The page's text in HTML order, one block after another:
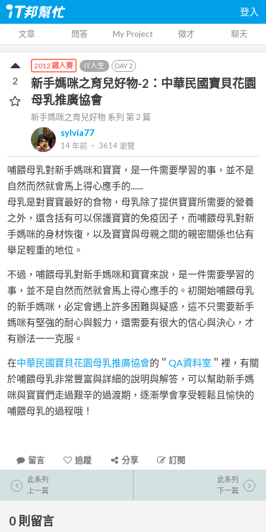
登入
文章 問答 My Project 徵才 聊天
2012 鐵人賽 IT人生 DAY2
新手媽咪之育兒好物-2：中華民國寶貝花園
母乳推廣協會
新手媽咪之育兒好物 系列 第2 篇
sylvia77
14 年前 ‧ 3614瀏覽
2
哺餵母乳對新手媽咪和寶寶，是一件需要學習的事，並不是
自然而然就會馬上得心應手的.......
母乳是對寶寶最好的食物，母乳除了提供寶寶所需要的營養
之外，還含括有可以保護寶寶的免疫因子，而哺餵母乳對新
手媽咪的身材恢復，以及寶寶與母親之間的親密關係也佔有
舉足輕重的地位。
不過，哺餵母乳對新手媽咪和寶寶來說，是一件需要學習的
事，並不是自然而然就會馬上得心應手的。初開始哺餵母乳
的新手媽咪，必定會遇上許多困難與疑惑，這不只需要新手
媽咪有堅強的耐心與毅力，還需要有很大的信心與決心，才
有辦法一一克服。
在中華民國寶貝花園母乳推廣協會的＂ QA資料室 ＂裡，有關
於哺餵母乳非常豐富與詳細的說明與解答，可以幫助新手媽
咪與寶寶們走過艱辛的過渡期，逐漸學會享受輕鬆且愉快的
哺餵母乳的過程哦！
留言 追蹤 分享 訂閱
此系列
上一篇
此系列
下一篇
0 則留言